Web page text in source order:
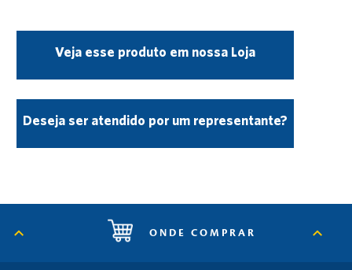
Veja esse produto em nossa Loja
Deseja ser atendido por um representante?
ONDE COMPRAR